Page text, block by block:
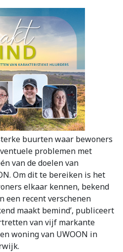
buurten waar bewoners
problemen met
van de doelen van
Om dit te bereiken is het
elkaar kennen, bekend
een recent verschenen
maakt bemind’, publiceert
van vijf markante
woning van UWOON in